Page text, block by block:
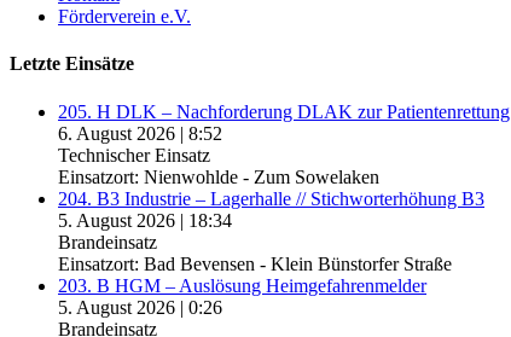
Förderverein e.V.
Letzte Einsätze
205. H DLK – Nachforderung DLAK zur Patientenrettung
6. August 2026 | 8:52
Technischer Einsatz
Einsatzort: Nienwohlde - Zum Sowelaken
204. B3 Industrie – Lagerhalle // Stichworterhöhung B3
5. August 2026 | 18:34
Brandeinsatz
Einsatzort: Bad Bevensen - Klein Bünstorfer Straße
203. B HGM – Auslösung Heimgefahrenmelder
5. August 2026 | 0:26
Brandeinsatz